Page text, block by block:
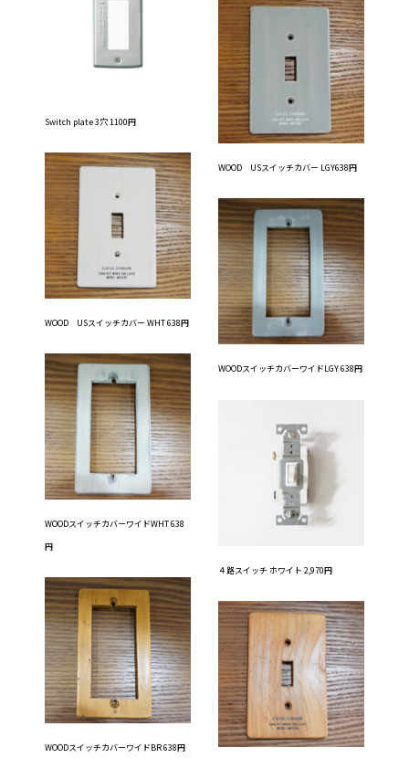
Switch plate 3穴 1100円
WOOD USスイッチカバー LGY638円
WOOD USスイッチカバー WHT 638円
WOODスイッチカバーワイドLGY 638円
WOODスイッチカバーワイドWHT 638
円
４路スイッチ ホワイト 2,970円
WOODスイッチカバーワイドBR 638円